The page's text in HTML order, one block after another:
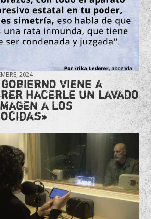
2024
viene a
hacerle un lavado
a los